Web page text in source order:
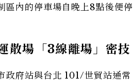
區內的停車場自晚上8點後便停
散場「3線離場」密技
政府站與台北 101/世貿站通常